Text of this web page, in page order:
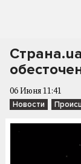
06 Июня 11:41
Новости